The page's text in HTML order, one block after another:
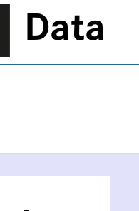
Data